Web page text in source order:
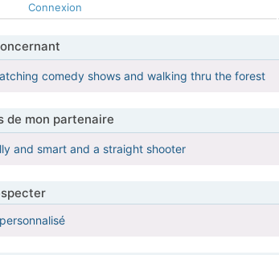
Connexion
comedy shows and walking thru the forest
de mon partenaire
and smart and a straight shooter